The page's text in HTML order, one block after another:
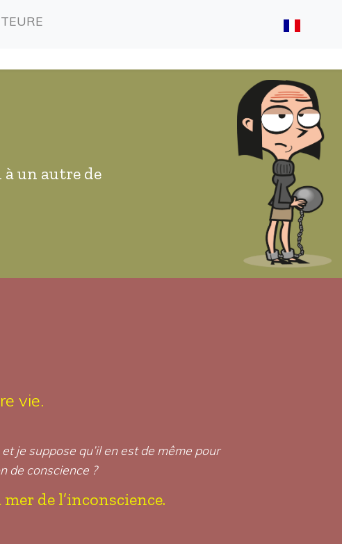
(CURRENT)
un autre de
vie.
je suppose qu’il en est de même pour
de conscience ?
de l’inconscience.